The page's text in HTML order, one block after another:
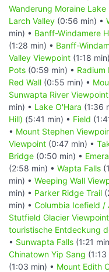
Wanderung Moraine Lake
Larch Valley (0:56 min) •
min) • Banff-Windamere
(1:28 min) • Banff-
Valley Viewpoint (1:18
Pots (0:59 min) • Radium
Red Wall (0:55 min) •
Sunwapta River Viewpoint
min) • Lake O'Hara (1:36
Hill) (5:41 min) • Field
• Mount Stephen
Viewpoint (0:47 min) •
Bridge (0:50 min) •
(2:58 min) • Wapta Falls
min) • Weeping Wall
min) • Parker Ridge Trail
min) • Columbia Icefield /
Stutfield Glacier
touristische Entdeckung
• Sunwapta Falls (1:21
Chinatown Yip Sang (1:13
(1:03 min) • Mount Edith